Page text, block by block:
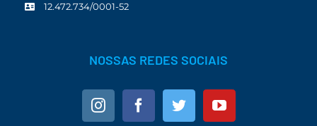
12.472.734/0001-52
NOSSAS REDES SOCIAIS